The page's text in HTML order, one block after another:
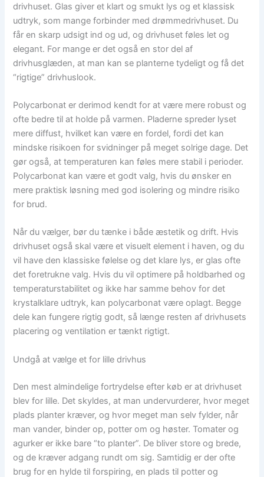
drivhuset. Glas giver et klart og smukt lys og et klassisk
udtryk, som mange forbinder med drømmedrivhuset. Du
får en skarp udsigt ind og ud, og drivhuset føles let og
elegant. For mange er det også en stor del af
drivhusglæden, at man kan se planterne tydeligt og få det
“rigtige” drivhuslook.
Polycarbonat er derimod kendt for at være mere robust og
ofte bedre til at holde på varmen. Pladerne spreder lyset
mere diffust, hvilket kan være en fordel, fordi det kan
mindske risikoen for svidninger på meget solrige dage. Det
gør også, at temperaturen kan føles mere stabil i perioder.
Polycarbonat kan være et godt valg, hvis du ønsker en
mere praktisk løsning med god isolering og mindre risiko
for brud.
Når du vælger, bør du tænke i både æstetik og drift. Hvis
drivhuset også skal være et visuelt element i haven, og du
vil have den klassiske følelse og det klare lys, er glas ofte
det foretrukne valg. Hvis du vil optimere på holdbarhed og
temperaturstabilitet og ikke har samme behov for det
krystalklare udtryk, kan polycarbonat være oplagt. Begge
dele kan fungere rigtig godt, så længe resten af drivhusets
placering og ventilation er tænkt rigtigt.
Undgå at vælge et for lille drivhus
Den mest almindelige fortrydelse efter køb er at drivhuset
blev for lille. Det skyldes, at man undervurderer, hvor meget
plads planter kræver, og hvor meget man selv fylder, når
man vander, binder op, potter om og høster. Tomater og
agurker er ikke bare “to planter”. De bliver store og brede,
og de kræver adgang rundt om sig. Samtidig er der ofte
brug for en hylde til forspiring, en plads til potter og